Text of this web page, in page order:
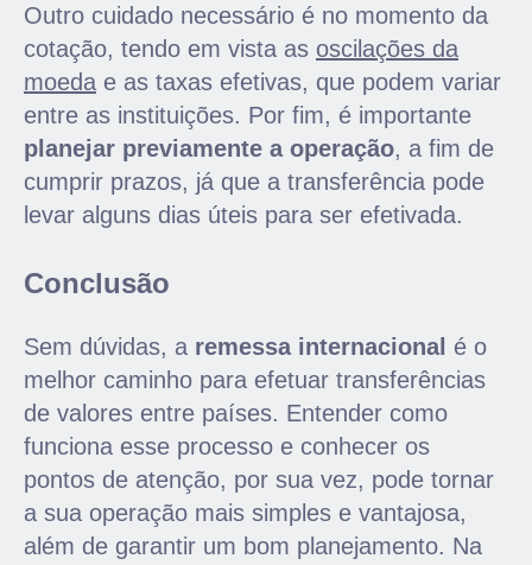
Outro cuidado necessário é no momento da
cotação, tendo em vista as oscilações da
moeda e as taxas efetivas, que podem variar
entre as instituições. Por fim, é importante
planejar previamente a operação, a fim de
cumprir prazos, já que a transferência pode
levar alguns dias úteis para ser efetivada.
Conclusão
Sem dúvidas, a remessa internacional é o
melhor caminho para efetuar transferências
de valores entre países. Entender como
funciona esse processo e conhecer os
pontos de atenção, por sua vez, pode tornar
a sua operação mais simples e vantajosa,
além de garantir um bom planejamento. Na